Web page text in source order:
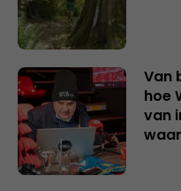
Van
hoe
van